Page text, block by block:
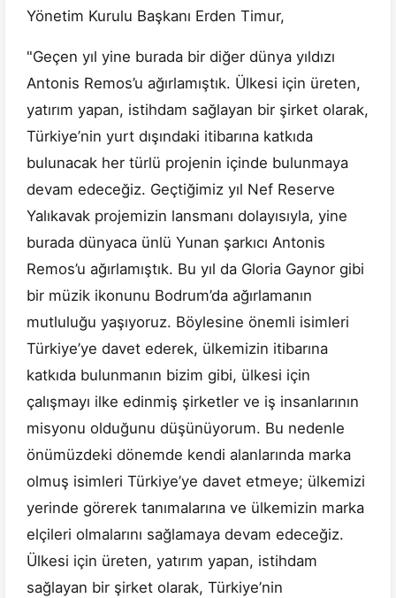
Yönetim Kurulu Başkanı Erden Timur,
"Geçen yıl yine burada bir diğer dünya yıldızı
Antonis Remos’u ağırlamıştık. Ülkesi için üreten,
yatırım yapan, istihdam sağlayan bir şirket olarak,
Türkiye’nin yurt dışındaki itibarına katkıda
bulunacak her türlü projenin içinde bulunmaya
devam edeceğiz. Geçtiğimiz yıl Nef Reserve
Yalıkavak projemizin lansmanı dolayısıyla, yine
burada dünyaca ünlü Yunan şarkıcı Antonis
Remos’u ağırlamıştık. Bu yıl da Gloria Gaynor gibi
bir müzik ikonunu Bodrum’da ağırlamanın
mutluluğu yaşıyoruz. Böylesine önemli isimleri
Türkiye’ye davet ederek, ülkemizin itibarına
katkıda bulunmanın bizim gibi, ülkesi için
çalışmayı ilke edinmiş şirketler ve iş insanlarının
misyonu olduğunu düşünüyorum. Bu nedenle
önümüzdeki dönemde kendi alanlarında marka
olmuş isimleri Türkiye’ye davet etmeye; ülkemizi
yerinde görerek tanımalarına ve ülkemizin marka
elçileri olmalarını sağlamaya devam edeceğiz.
Ülkesi için üreten, yatırım yapan, istihdam
sağlayan bir şirket olarak, Türkiye’nin